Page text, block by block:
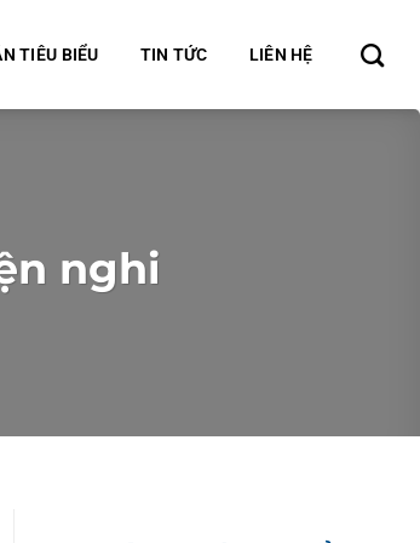
TIÊU BIỂU TIN TỨC LIÊN HỆ
nghi